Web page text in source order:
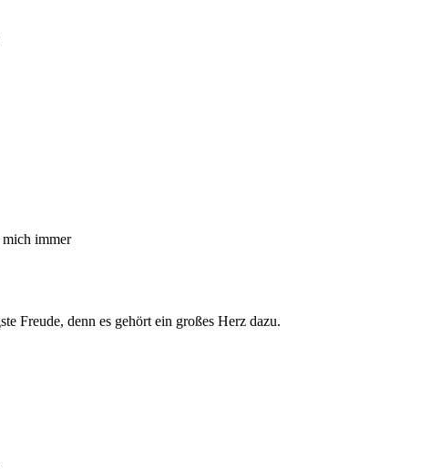
immer
Freude, denn es gehört ein großes Herz dazu.